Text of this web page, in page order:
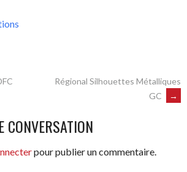
Régional Silhouettes Métalliques
GC
→
CONVERSATION
pour publier un commentaire.